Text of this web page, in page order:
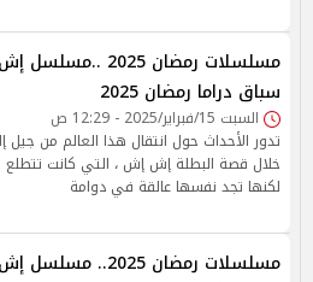
مسلسلات رمضان
سباق دراما رمضان 2025
السبت 15/فبراير/2025 - 12:29 ص
تدور الأحداث حول انتقال هذا العالم من جيل
خلال قصة البطلة إش إش ، التي كانت تتطلع
لكنها تجد نفسها عالقة في دوامة
مسلسلات رمضان 2025..